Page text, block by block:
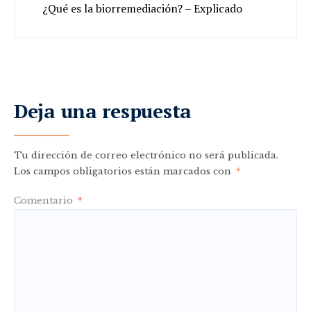
¿Qué es la biorremediación? – Explicado
Deja una respuesta
Tu dirección de correo electrónico no será publicada.
Los campos obligatorios están marcados con *
Comentario *